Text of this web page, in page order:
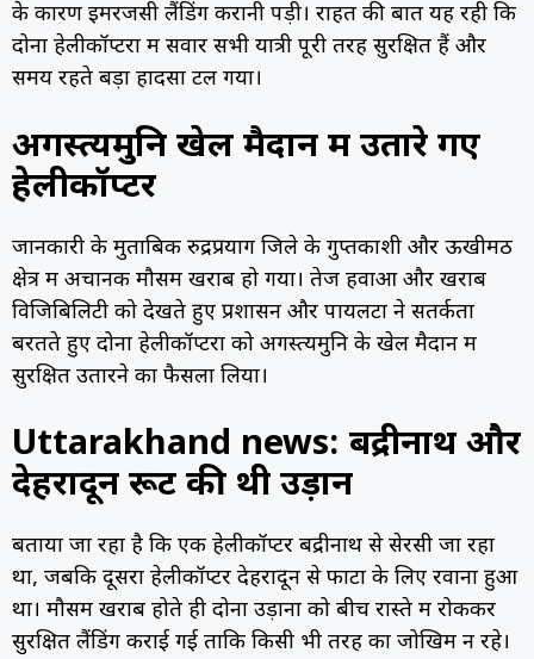
के कारण इमरजेंसी लैंडिंग करानी पड़ी। राहत की बात यह रही कि
दोनों हेलीकॉप्टरों में सवार सभी यात्री पूरी तरह सुरक्षित हैं और
समय रहते बड़ा हादसा टल गया।
अगस्त्यमुनि खेल मैदान में उतारे गए
हेलीकॉप्टर
जानकारी के मुताबिक रुद्रप्रयाग जिले के गुप्तकाशी और ऊखीमठ
क्षेत्र में अचानक मौसम खराब हो गया। तेज हवाओं और खराब
विजिबिलिटी को देखते हुए प्रशासन और पायलटों ने सतर्कता
बरतते हुए दोनों हेलीकॉप्टरों को अगस्त्यमुनि के खेल मैदान में
सुरक्षित उतारने का फैसला लिया।
Uttarakhand news: बद्रीनाथ और
देहरादून रूट की थी उड़ान
बताया जा रहा है कि एक हेलीकॉप्टर बद्रीनाथ से सेरसी जा रहा
था, जबकि दूसरा हेलीकॉप्टर देहरादून से फाटा के लिए रवाना हुआ
था। मौसम खराब होते ही दोनों उड़ानों को बीच रास्ते में रोककर
सुरक्षित लैंडिंग कराई गई ताकि किसी भी तरह का जोखिम न रहे।